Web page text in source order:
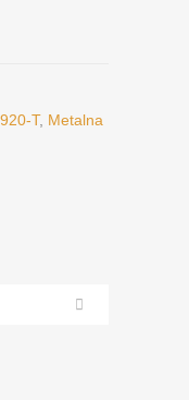
T, Metalna